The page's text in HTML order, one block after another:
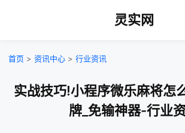
灵实网
首页 > 资讯中心 > 行业资讯
实战技巧!小程序微乐麻将怎
牌_免输神器-行业